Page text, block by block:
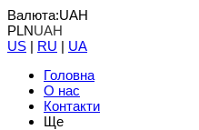
Валюта:UAH
PLNUAH
US | RU | UA
Головна
О нас
Контакти
Ще